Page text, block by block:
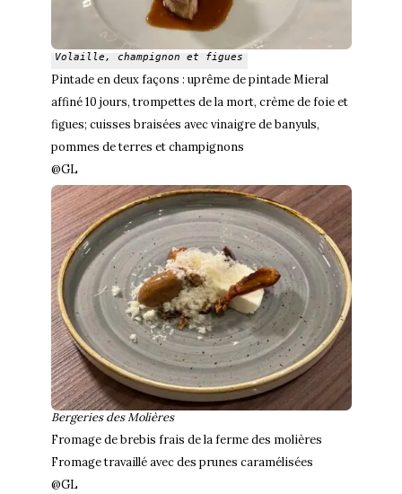
Volaille, champignon et figues
Pintade en deux façons : uprême de pintade Mieral
affiné 10 jours, trompettes de la mort, crème de foie et
figues; cuisses braisées avec vinaigre de banyuls,
pommes de terres et champignons
@GL
Bergeries des Molières
Fromage de brebis frais de la ferme des molières
Fromage travaillé avec des prunes caramélisées
@GL